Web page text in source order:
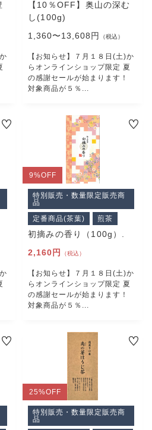
バシーポリシー
引法に基づく表記
【10％OFF】奥山の深む
し(100g)
1,360〜13,608円
（税込）
【お知らせ】７月１８日(土)か
らオンラインショップ限定 夏
の感謝セールが始まります！
対象商品が５％...
特別販売・数量限定販売商
品
定番商品(茶葉)
煎茶
初摘みの香り（100g）.
2,160円
（税込）
9%OFF
【お知らせ】７月１８日(土)か
らオンラインショップ限定 夏
の感謝セールが始まります！
対象商品が５％...
特別販売・数量限定販売商
品
25%OFF